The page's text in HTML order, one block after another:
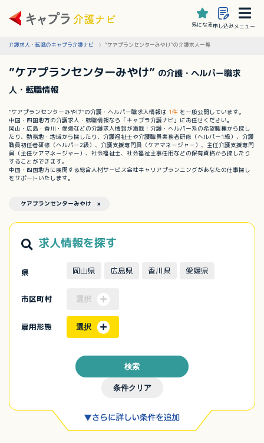
気になる申し込みメニュー
介護求人・転職のキャプラ介護ナビ ”ケアプランセンターみやけ”の介護求人一覧
”ケアプランセンターみやけ” の介護・ヘルパー職求
人・転職情報
”ケアプランセンターみやけ”の介護・ヘルパー職求人情報は 1件 を一般公開しています。
中国・四国地方の介護求人・転職情報なら「キャプラ介護ナビ」にお任せください。
岡山・広島・香川・愛媛などの介護求人情報が満載！介護・ヘルパー系の希望職種から探し
たり、勤務地・地域から探したり、介護福祉士や介護職員実務者研修（ヘルパー1級）、介護
職員初任者研修（ヘルパー2級）、介護支援専門員（ケアマネージャー）、主任介護支援専門
員（主任ケアマネージャー）、社会福祉士、社会福祉主事任用などの保有資格から探したり
することができます。
中国・四国地方に展開する総合人材サービス会社キャリアプランニングがあなたの仕事探し
をサポートいたします。
ケアプランセンターみやけ ×
求人情報を探す
県 岡山県 広島県 香川県 愛媛県
市区町村 選択
雇用形態 選択
条件クリア
検索